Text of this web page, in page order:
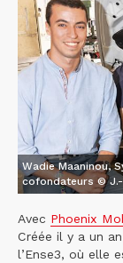
Wadie Maaninou,
cofondateurs © J.-
Avec Phoenix
Créée il y a un
l’Ense3, où elle